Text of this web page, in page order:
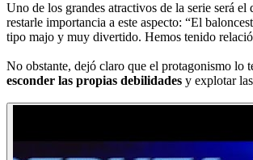
Uno de los grandes atractivos de la serie será
restarle importancia a este aspecto: “El
tipo majo y muy divertido. Hemos tenido
No obstante, dejó claro que el protagonismo lo
esconder las propias debilidades y explotar